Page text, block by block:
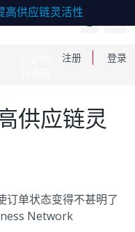
注册 登录
高供应链灵活性
供应链灵
订单状态变得不甚明了
Network